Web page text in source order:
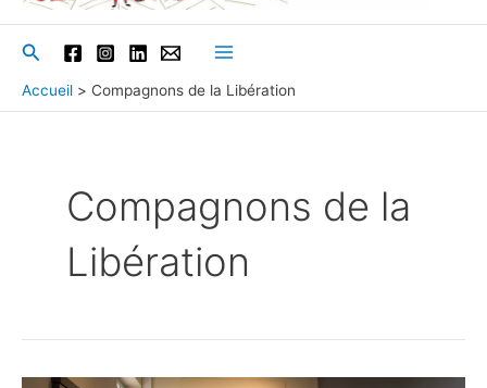
Rechercher
Menu
Accueil Compagnons de la Libération
Compagnons de la
Libération